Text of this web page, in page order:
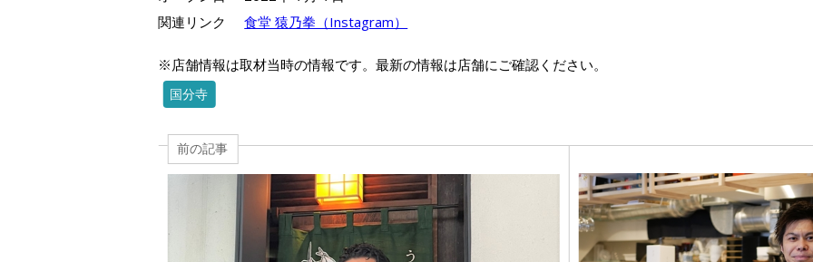
関連リンク
食堂 猿乃拳（Instagram）
※店舗情報は取材当時の情報です。最新の情報は店舗にご確認ください。
国分寺
前の記事